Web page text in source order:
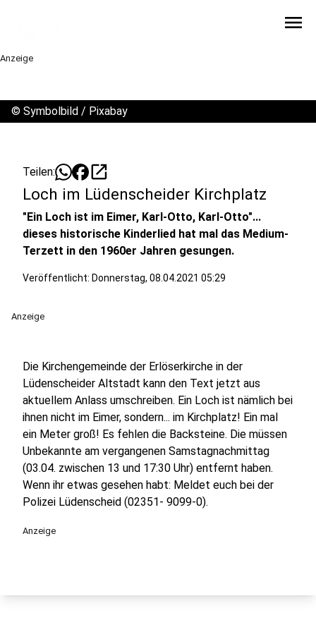
menu
Anzeige
© Symbolbild / Pixabay
Teilen: open_in_new
Loch im Lüdenscheider Kirchplatz
"Ein Loch ist im Eimer, Karl-Otto, Karl-Otto"...
dieses historische Kinderlied hat mal das Medium-
Terzett in den 1960er Jahren gesungen.
Veröffentlicht: Donnerstag, 08.04.2021 05:29
Anzeige
Die Kirchengemeinde der Erlöserkirche in der
Lüdenscheider Altstadt kann den Text jetzt aus
aktuellem Anlass umschreiben. Ein Loch ist nämlich bei
ihnen nicht im Eimer, sondern... im Kirchplatz! Ein mal
ein Meter groß! Es fehlen die Backsteine. Die müssen
Unbekannte am vergangenen Samstagnachmittag
(03.04. zwischen 13 und 17:30 Uhr) entfernt haben.
Wenn ihr etwas gesehen habt: Meldet euch bei der
Polizei Lüdenscheid (02351- 9099-0).
Anzeige